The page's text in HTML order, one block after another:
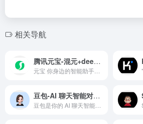
相关导航
腾讯元宝-混元+deepseek双模型
豆包-AI 聊天智能对话问答助手